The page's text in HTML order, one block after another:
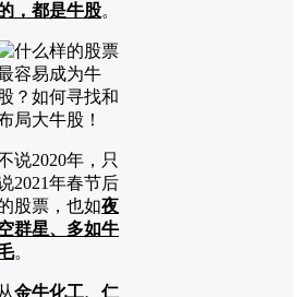
，都是牛股。
说2020年，只
2021年春节后
股票，也如夜
群星、多如牛
。
从金牛化工、仁